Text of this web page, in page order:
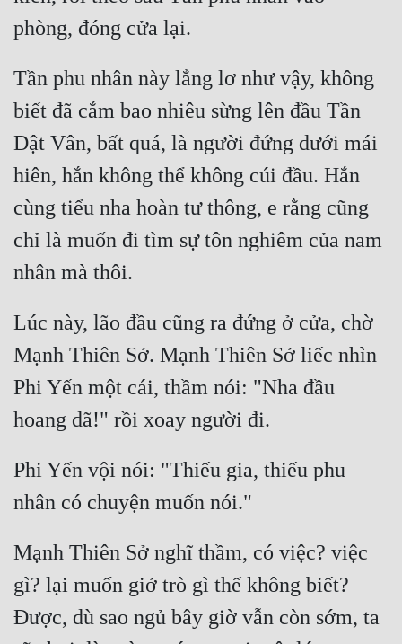
Tần phu nhân này lẳng lơ như vậy, không
biết đã cắm bao nhiêu sừng lên đầu Tần
Dật Vân, bất quá, là người đứng dưới mái
hiên, hắn không thể không cúi đầu. Hắn
cùng tiểu nha hoàn tư thông, e rằng cũng
chỉ là muốn đi tìm sự tôn nghiêm của nam
Lúc này, lão đầu cũng ra đứng ở cửa, chờ
Mạnh Thiên Sở. Mạnh Thiên Sở liếc nhìn
Phi Yến một cái, thầm nói: "Nha đầu
Phi Yến vội nói: "Thiếu gia, thiếu phu
Mạnh Thiên Sở nghĩ thầm, có việc? việc
gì? lại muốn giở trò gì thế không biết?
Được, dù sao ngủ bây giờ vẫn còn sớm, ta